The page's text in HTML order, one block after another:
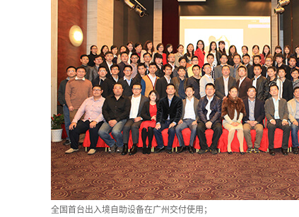
全国首台出入境自助设备在广州交付使用；